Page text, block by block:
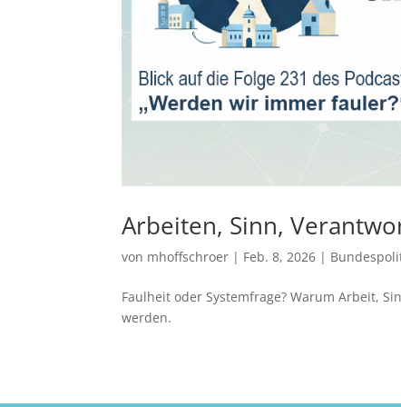
Arbeiten, Sinn,
von mhoffschroer | Feb. 8, 2026 |
Faulheit oder Systemfrage? Warum Arbeit,
werden.